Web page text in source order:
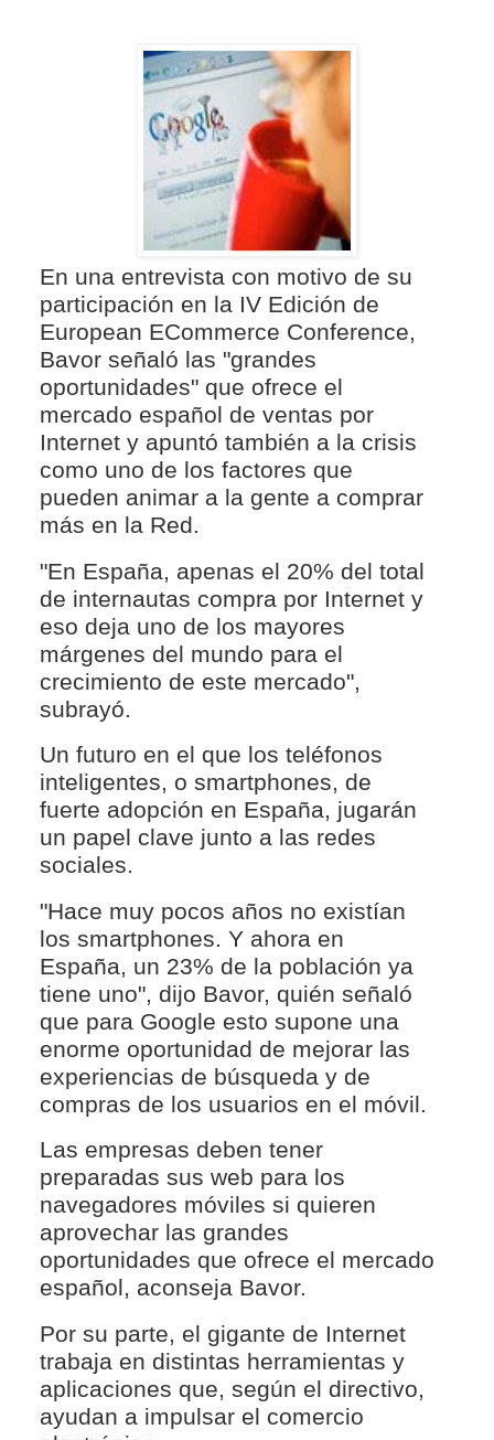
En una entrevista con motivo de su
participación en la IV Edición de
European ECommerce Conference,
Bavor señaló las "grandes
oportunidades" que ofrece el
mercado español de ventas por
Internet y apuntó también a la crisis
como uno de los factores que
pueden animar a la gente a comprar
más en la Red.
"En España, apenas el 20% del total
de internautas compra por Internet y
eso deja uno de los mayores
márgenes del mundo para el
crecimiento de este mercado",
subrayó.
Un futuro en el que los teléfonos
inteligentes, o smartphones, de
fuerte adopción en España, jugarán
un papel clave junto a las redes
sociales.
"Hace muy pocos años no existían
los smartphones. Y ahora en
España, un 23% de la población ya
tiene uno", dijo Bavor, quién señaló
que para Google esto supone una
enorme oportunidad de mejorar las
experiencias de búsqueda y de
compras de los usuarios en el móvil.
Las empresas deben tener
preparadas sus web para los
navegadores móviles si quieren
aprovechar las grandes
oportunidades que ofrece el mercado
español, aconseja Bavor.
Por su parte, el gigante de Internet
trabaja en distintas herramientas y
aplicaciones que, según el directivo,
ayudan a impulsar el comercio